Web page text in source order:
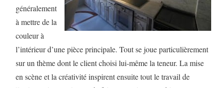
généralement
à mettre de la
couleur à
l’intérieur d’une pièce principale. Tout se joue particulièrement
sur un thème dont le client choisi lui-même la teneur. La mise
en scène et la créativité inspirent ensuite tout le travail de